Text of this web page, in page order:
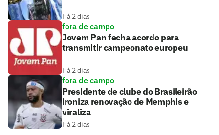
Há 2 dias
fora de campo
Jovem Pan fecha acordo para
transmitir campeonato europeu
Há 2 dias
fora de campo
Presidente de clube do Brasileirão
ironiza renovação de Memphis e
viraliza
Há 2 dias